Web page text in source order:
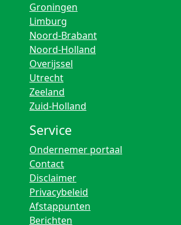
Groningen
Limburg
Noord-Brabant
Noord-Holland
Overijssel
Utrecht
Zeeland
Zuid-Holland
Service
Ondernemer portaal
Contact
Disclaimer
Privacybeleid
Afstappunten
Berichten